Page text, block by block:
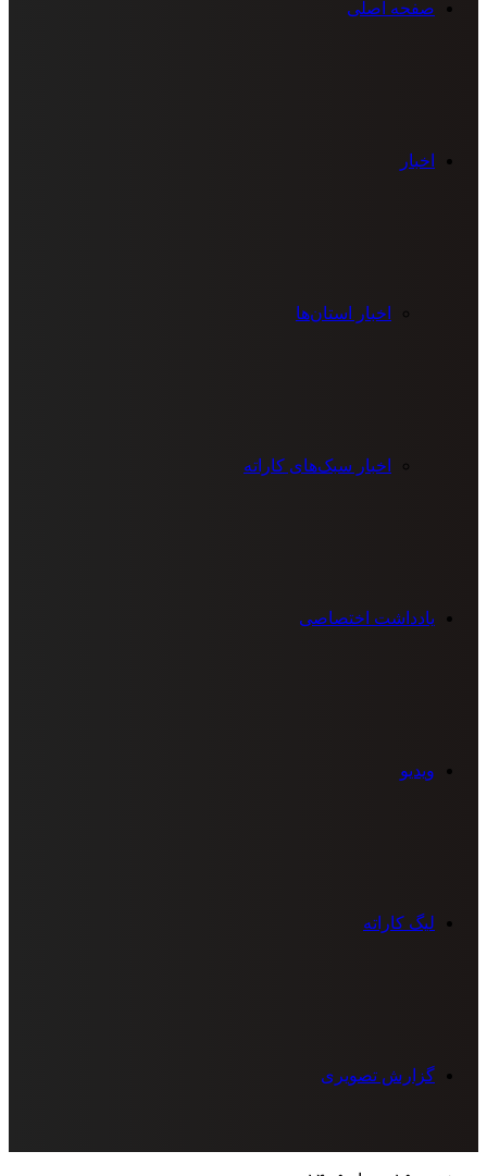
صفحه اصلی
اخبار
اخبار استان‌ها
اخبار سبک‌های کاراته
یادداشت اختصاصی
ویدیو
لیگ کاراته
گزارش تصویری